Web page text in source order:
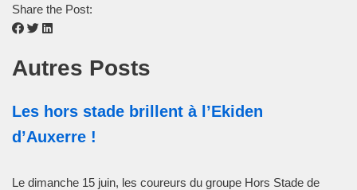
Share the Post:
Autres Posts
Les hors stade brillent à l’Ekiden
d’Auxerre !
Le dimanche 15 juin, les coureurs du groupe Hors Stade de